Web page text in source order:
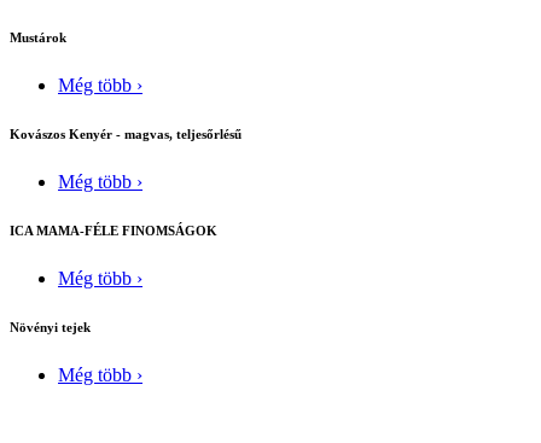
Mustárok
Még több ›
Kovászos Kenyér - magvas, teljesőrlésű
Még több ›
ICA MAMA-FÉLE FINOMSÁGOK
Még több ›
Növényi tejek
Még több ›